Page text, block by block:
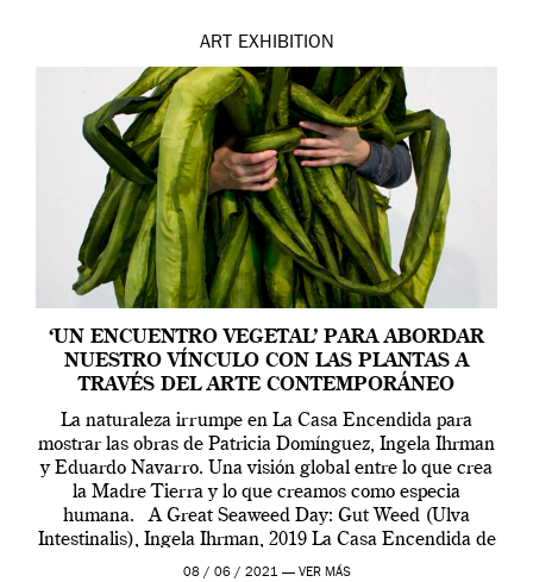
ART EXHIBITION
‘UN ENCUENTRO VEGETAL’ PARA ABORDAR
NUESTRO VÍNCULO CON LAS PLANTAS A
TRAVÉS DEL ARTE CONTEMPORÁNEO
La naturaleza irrumpe en La Casa Encendida para
mostrar las obras de Patricia Domínguez, Ingela Ihrman
y Eduardo Navarro. Una visión global entre lo que crea
la Madre Tierra y lo que creamos como especia
humana. A Great Seaweed Day: Gut Weed (Ulva
Intestinalis), Ingela Ihrman, 2019 La Casa Encendida de
Madrid y la Wellcome […]
08 / 06 / 2021 — VER MÁS